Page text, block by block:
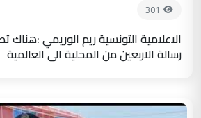
301
الاعلامية التونسية ريم الوريمي
رسالة الاربعين من المحلية الى العالمية